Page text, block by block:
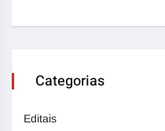
Categorias
Editais